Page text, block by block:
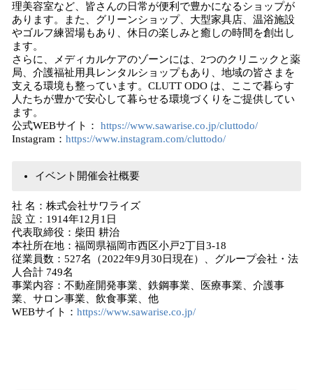
理美容室など、皆さんの日常が便利で豊かになるショップが
あります。また、グリーンショップ、大型家具店、温浴施設
やゴルフ練習場もあり、休日の楽しみと癒しの時間を創出し
ます。
さらに、メディカルケアのゾーンには、2つのクリニックと薬
局、介護福祉用具レンタルショップもあり、地域の皆さまを
支える環境も整っています。CLUTT ODO は、ここで暮らす
人たちが豊かで安心して暮らせる環境づくりをご提供してい
ます。
公式WEBサイト： https://www.sawarise.co.jp/cluttodo/
Instagram： https://www.instagram.com/cluttodo/
イベント開催会社概要
社 名：株式会社サワライズ
設 立：1914年12月1日
代表取締役：柴田 耕治
本社所在地：福岡県福岡市西区小戸2丁目3-18
従業員数：527名（2022年9月30日現在）、グループ会社・法
人合計 749名
事業内容：不動産開発事業、鉄鋼事業、医療事業、介護事
業、サロン事業、飲食事業、他
WEBサイト： https://www.sawarise.co.jp/